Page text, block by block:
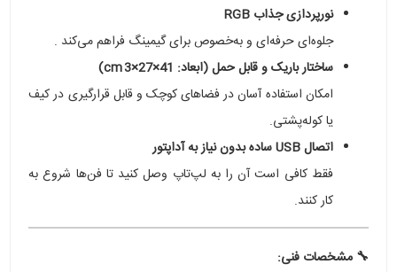
نورپردازی جذاب RGB
جلوه‌ای حرفه‌ای و به‌خصوص برای گیمینگ فراهم می‌کند .
ساختار باریک و قابل حمل (ابعاد: 41×27×3 cm)
امکان استفاده آسان در فضاهای کوچک و قابل قرارگیری در کیف
یا کوله‌پشتی.
اتصال USB ساده بدون نیاز به آداپتور
فقط کافی است آن را به لپ‌تاپ وصل کنید تا فن‌ها شروع به
کار کنند.
🔧 مشخصات فنی: